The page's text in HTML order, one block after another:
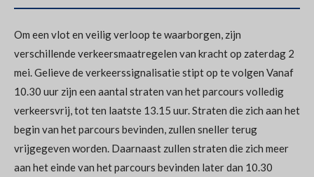
Om een vlot en veilig verloop te waarborgen, zijn
verschillende verkeersmaatregelen van kracht op zaterdag 2
mei. Gelieve de verkeerssignalisatie stipt op te volgen Vanaf
10.30 uur zijn een aantal straten van het parcours volledig
verkeersvrij, tot ten laatste 13.15 uur. Straten die zich aan het
begin van het parcours bevinden, zullen sneller terug
vrijgegeven worden. Daarnaast zullen straten die zich meer
aan het einde van het parcours bevinden later dan 10.30